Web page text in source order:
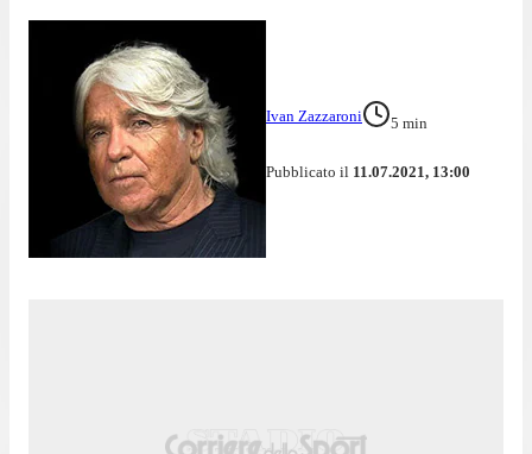
Ivan Zazzaroni 5 min
Pubblicato il 11.07.2021, 13:00